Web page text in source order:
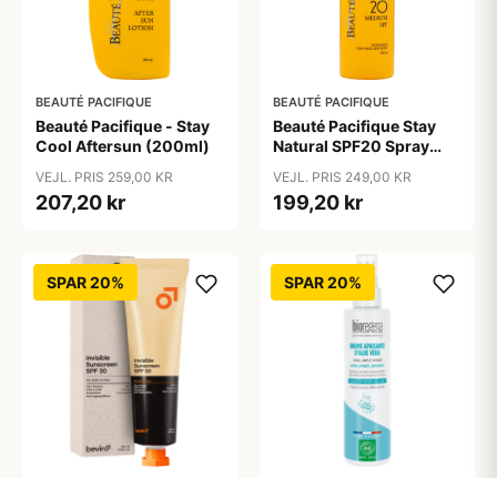
BEAUTÉ PACIFIQUE
Beauté Pacifique - Stay
Cool Aftersun (200ml)
VEJL. PRIS 259,00 KR
207,20 kr
BEAUTÉ PACIFIQUE
Beauté Pacifique Stay
Natural SPF20 Spray
VEJL. PRIS 249,00 KR
199,20 kr
SPAR 20% SPAR 20%